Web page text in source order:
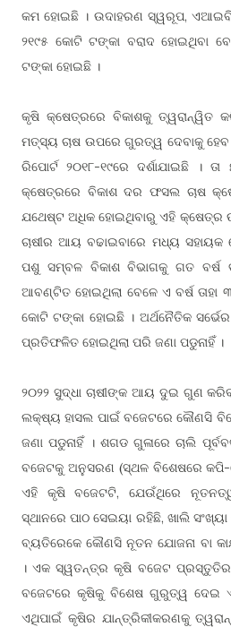
କମ ହୋଇଛି । ଉଦାହରଣ ସ୍ୱରୂପ,
୨୧୯୫ କୋଟି ଟଙ୍କା ବରାଦ ହୋଇଥିବା
ଟଙ୍କା ହୋଇଛି ।
କୃଷି କ୍ଷେତ୍ରରେ ବିକାଶକୁ ତ୍ୱରାନ୍ୱିତ
ମତ୍ସ୍ୟ ଚାଷ ଉପରେ ଗୁରତ୍ୱ ଦେବାକୁ ହେବ
ରିପୋର୍ଟ ୨୦୧୮-୧୯ରେ ଦର୍ଶାଯାଇଛି ।
କ୍ଷେତ୍ରରେ ବିକାଶ ଦର ଫସଲ ଚାଷ
ଯଥେଷ୍ଟ ଅଧିକ ହୋଇଥିବାରୁ ଏହି କ୍ଷେତ୍ର
ଚାଷୀର ଆୟ ବଢାଇବାରେ ମଧ୍ୟ
ପଶୁ ସମ୍ବଳ ବିକାଶ ବିଭାଗକୁ ଗତ ବର୍ଷ
ଆବଣ୍ଟିତ ହୋଇଥିଲା ବେଳେ ଏ ବର୍ଷ
କୋଟି ଟଙ୍କା ହୋଇଛି । ଅର୍ଥନୈତିକ
ପ୍ରତିଫଳିତ ହୋଇଥିଲା ପରି ଜଣା ପଡୁନାହିଁ ।
୨୦୨୨ ସୁଦ୍ଧା ଚାଷୀଙ୍କ ଆୟ ଦୁଇ ଗୁଣ
ଲକ୍ଷ୍ୟ ହାସଲ ପାଇଁ ବଜେଟରେ କୌଣସି
ଜଣା ପଡୁନାହିଁ । ଶଗଡ ଗୁଳାରେ ଚାଲି ପୂର୍ବବ
ବଜେଟକୁ ଅନୁସରଣ (ସ୍ଥଳ ବିଶେଷରେ
ଏହି କୃଷି ବଜେଟଟି, ଯେଉଁଥିରେ
ସ୍ଥାନରେ ପାଠ ସେଇୟା ରହିଛି, ଖାଲି
ବ୍ୟତିରେକେ କୌଣସି ନୂତନ ଯୋଜନା ବା
। ଏକ ସ୍ୱତନ୍ତ୍ର କୃଷି ବଜେଟ
ବଜେଟରେ କୃଷିକୁ ବିଶେଷ ଗୁରୁତ୍ୱ ଦେଇ
ଏଥିପାଇଁ କୃଷିର ଯାନ୍ତ୍ରିକୀକରଣକୁ